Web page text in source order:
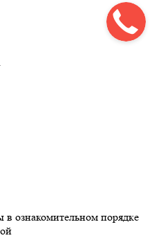
в ознакомительном порядке